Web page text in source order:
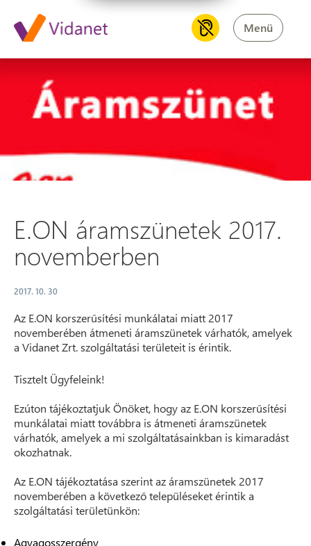
Menü
E.ON áramszünetek 2017.
E.ON áramszünetek 2017.
novemberben
2017. 10. 30
Az E.ON korszerűsítési munkálatai miatt 2017
novemberében átmeneti áramszünetek várhatók, amelyek
a Vidanet Zrt. szolgáltatási területeit is érintik.
Tisztelt Ügyfeleink!
Ezúton tájékoztatjuk Önöket, hogy az E.ON korszerűsítési
munkálatai miatt továbbra is átmeneti áramszünetek
várhatók, amelyek a mi szolgáltatásainkban is kimaradást
okozhatnak.
Az E.ON tájékoztatása szerint az áramszünetek 2017
novemberében a következő településeket érintik a
szolgáltatási területünkön:
Agyagosszergény